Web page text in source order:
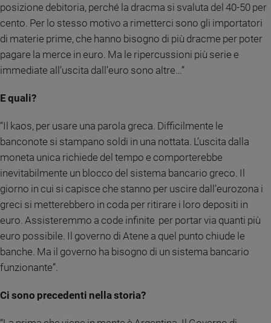
Coppia
Scuola
e
giovani
Adolescenza
Vai
Riflessioni
Foto
Video
Podcast
Privacy
posizione debitoria, perché la dracma si svaluta del 40-50 per
cento. Per lo stesso motivo a rimetterci sono gli importatori
di materie prime, che hanno bisogno di più dracme per poter
pagare la merce in euro. Ma le ripercussioni più serie e
immediate all’uscita dall’euro sono altre…”
E quali?
“Il kaos, per usare una parola greca. Difficilmente le
banconote si stampano soldi in una nottata. L’uscita dalla
moneta unica richiede del tempo e comporterebbe
inevitabilmente un blocco del sistema bancario greco. Il
giorno in cui si capisce che stanno per uscire dall’eurozona i
greci si metterebbero in coda per ritirare i loro depositi in
euro. Assisteremmo a code infinite per portar via quanti più
euro possibile. Il governo di Atene a quel punto chiude le
banche. Ma il governo ha bisogno di un sistema bancario
funzionante”.
Ci sono precedenti nella storia?